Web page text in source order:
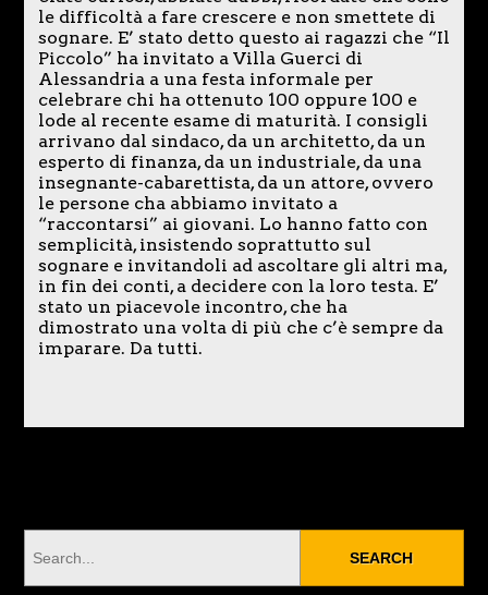
le difficoltà a fare crescere e non smettete di
sognare. E’ stato detto questo ai ragazzi che “Il
Piccolo” ha invitato a Villa Guerci di
Alessandria a una festa informale per
celebrare chi ha ottenuto 100 oppure 100 e
lode al recente esame di maturità. I consigli
arrivano dal sindaco, da un architetto, da un
esperto di finanza, da un industriale, da una
insegnante-cabarettista, da un attore, ovvero
le persone cha abbiamo invitato a
“raccontarsi” ai giovani. Lo hanno fatto con
semplicità, insistendo soprattutto sul
sognare e invitandoli ad ascoltare gli altri ma,
in fin dei conti, a decidere con la loro testa. E’
stato un piacevole incontro, che ha
dimostrato una volta di più che c’è sempre da
imparare. Da tutti.